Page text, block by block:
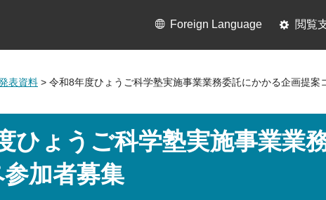
Foreign Language 閲覧
表資料 > 令和8年度ひょうご科学塾実施事業業務委託にかかる企画提案
ひょうご科学塾実施事業業
加者募集